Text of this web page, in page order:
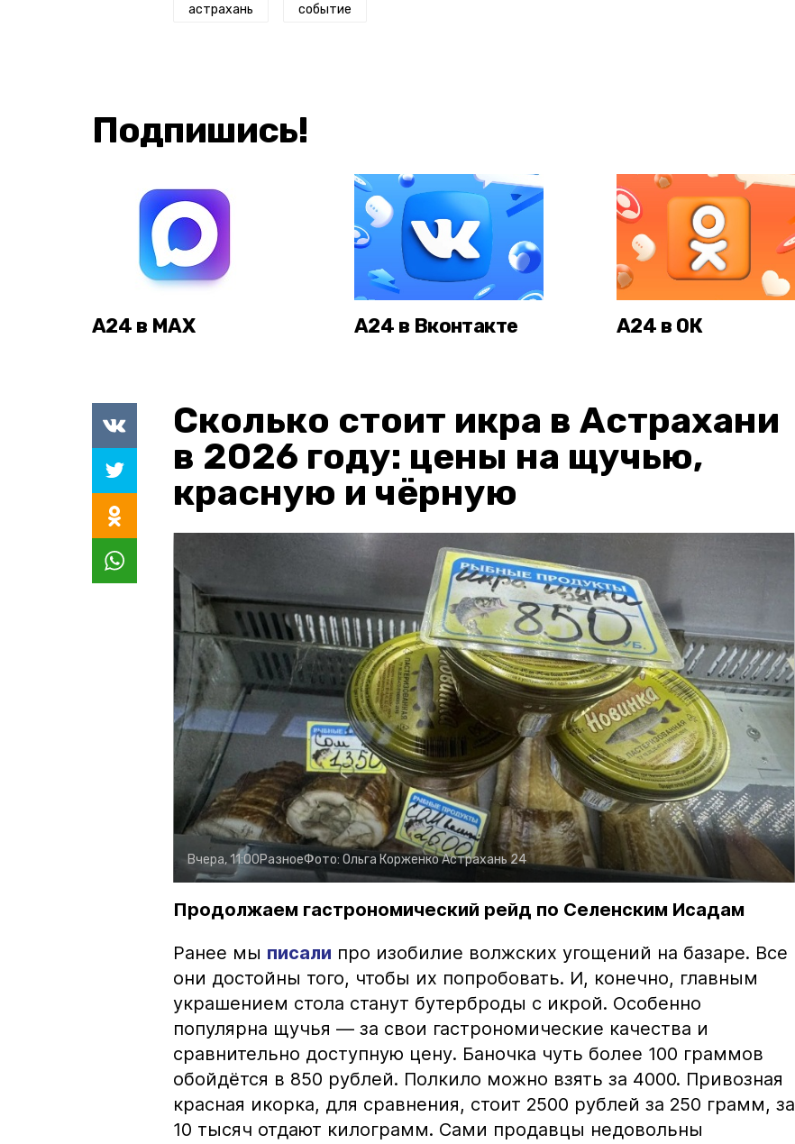
астрахань событие
Подпишись!
А24 в MAX А24 в Вконтакте А24 в ОК
Сколько стоит икра в Астрахани
в 2026 году: цены на щучью,
красную и чёрную
Вчера, 11:00РазноеФото: Ольга КорженкоАстрахань 24
Продолжаем гастрономический рейд по Селенским Исадам
Ранее мы писали про изобилие волжских угощений на базаре. Все
они достойны того, чтобы их попробовать. И, конечно, главным
украшением стола станут бутерброды с икрой. Особенно
популярна щучья — за свои гастрономические качества и
сравнительно доступную цену. Баночка чуть более 100 граммов
обойдётся в 850 рублей. Полкило можно взять за 4000. Привозная
красная икорка, для сравнения, стоит 2500 рублей за 250 грамм, за
10 тысяч отдают килограмм. Сами продавцы недовольны